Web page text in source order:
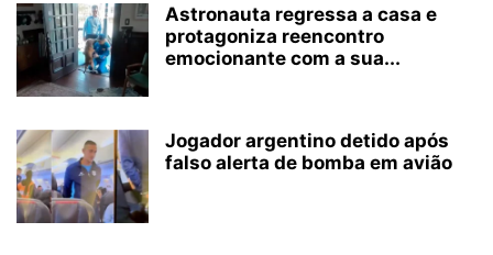
Astronauta regressa a casa e
protagoniza reencontro
emocionante com a sua...
Jogador argentino detido após
falso alerta de bomba em avião